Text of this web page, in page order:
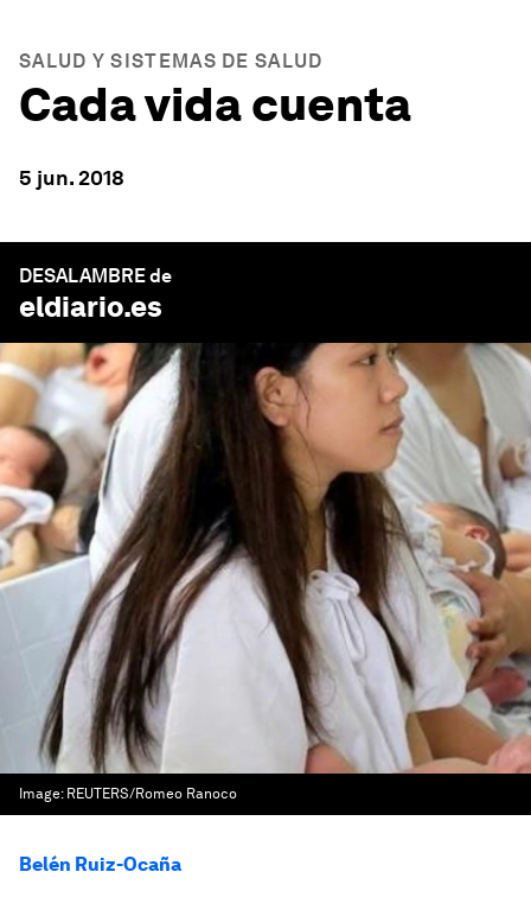
SALUD Y SISTEMAS DE SALUD
Cada vida cuenta
5 jun. 2018
DESALAMBRE de
eldiario.es
Image: REUTERS/Romeo Ranoco
Belén Ruiz-Ocaña